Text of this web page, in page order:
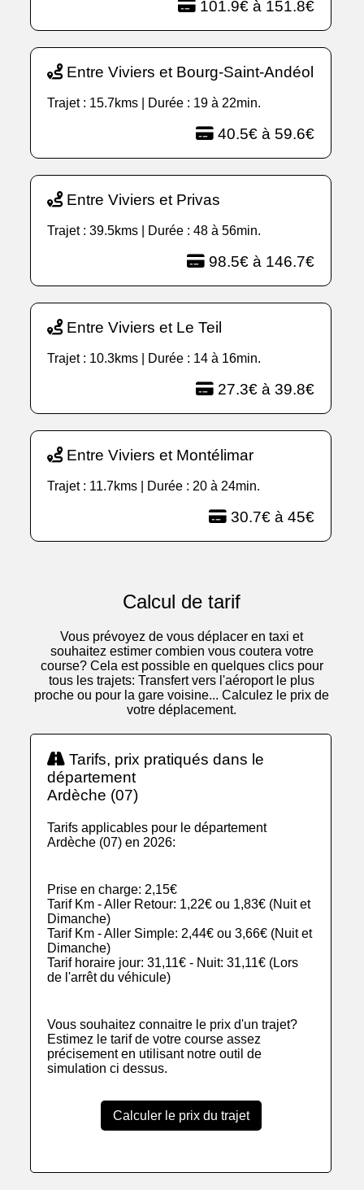
101.9€ à 151.8€
Entre Viviers et Bourg-Saint-Andéol
Trajet : 15.7kms | Durée : 19 à 22min.
40.5€ à 59.6€
Entre Viviers et Privas
Trajet : 39.5kms | Durée : 48 à 56min.
98.5€ à 146.7€
Entre Viviers et Le Teil
Trajet : 10.3kms | Durée : 14 à 16min.
27.3€ à 39.8€
Entre Viviers et Montélimar
Trajet : 11.7kms | Durée : 20 à 24min.
30.7€ à 45€
Calcul de tarif
Vous prévoyez de vous déplacer en taxi et
souhaitez estimer combien vous coutera votre
course? Cela est possible en quelques clics pour
tous les trajets: Transfert vers l'aéroport le plus
proche ou pour la gare voisine... Calculez le prix de
votre déplacement.
Tarifs, prix pratiqués dans le
département
Ardèche (07)
Tarifs applicables pour le département
Ardèche (07) en 2026:
Prise en charge: 2,15€
Tarif Km - Aller Retour: 1,22€ ou 1,83€ (Nuit et
Dimanche)
Tarif Km - Aller Simple: 2,44€ ou 3,66€ (Nuit et
Dimanche)
Tarif horaire jour: 31,11€ - Nuit: 31,11€ (Lors
de l'arrêt du véhicule)
Vous souhaitez connaitre le prix d'un trajet?
Estimez le tarif de votre course assez
précisement en utilisant notre outil de
simulation ci dessus.
Calculer le prix du trajet